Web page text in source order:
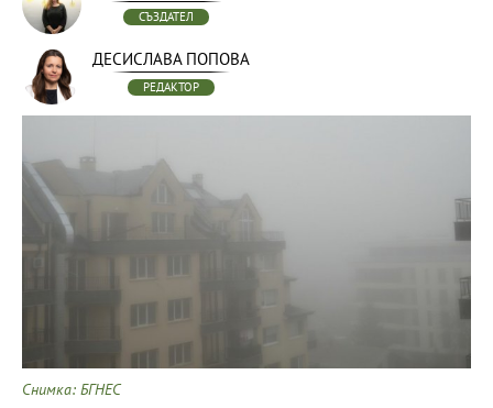
СЪЗДАТЕЛ
ДЕСИСЛАВА ПОПОВА
РЕДАКТОР
Снимка: БГНЕС